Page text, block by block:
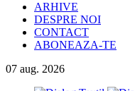
ARHIVE
DESPRE NOI
CONTACT
ABONEAZA-TE
07 aug. 2026